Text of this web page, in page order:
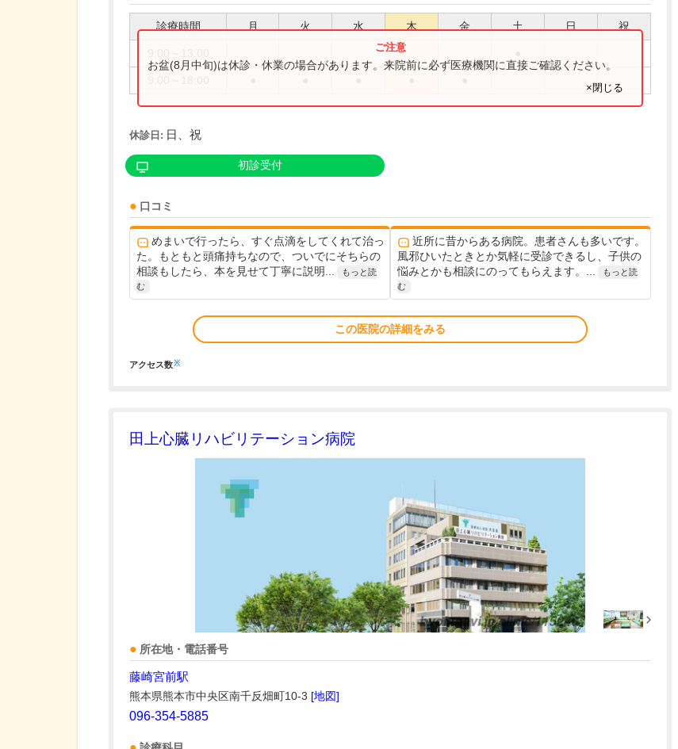
診療時間 月 火 水 木 金 土 日 祝
お盆(8月中旬)は休診・休業の場合があります。来院前に必ず医療機関に直接ご確認ください。
×閉じる
休診日: 日、祝
初診受付
口コミ
めまいで行ったら、すぐ点滴をしてくれて治っ
た。もともと頭痛持ちなので、ついでにそちらの
相談もしたら、本を見せて丁寧に説明...
もっと読
む
近所に昔からある病院。患者さんも多いです。
風邪ひいたときとか気軽に受診できるし、子供の
悩みとかも相談にのってもらえます。...
もっと読
む
この医院の詳細をみる
アクセス数※
田上心臓リハビリテーション病院
所在地・電話番号
藤崎宮前駅
熊本県熊本市中央区南千反畑町10-3 [地図]
096-354-5885